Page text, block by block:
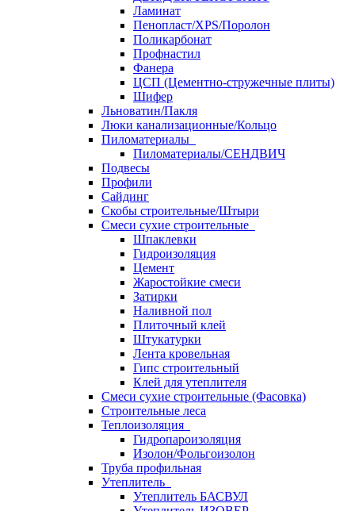
Ламинат
Пенопласт/XPS/Поролон
Поликарбонат
Профнастил
Фанера
ЦСП (Цементно-стружечные плиты)
Шифер
Льноватин/Пакля
Люки канализационные/Кольцо
Пиломатериалы
Пиломатериалы/СЕНДВИЧ
Подвесы
Профили
Сайдинг
Скобы строительные/Штыри
Смеси сухие строительные
Шпаклевки
Гидроизоляция
Цемент
Жаростойкие смеси
Затирки
Наливной пол
Плиточный клей
Штукатурки
Лента кровельная
Гипс строительный
Клей для утеплителя
Смеси сухие строительные (Фасовка)
Строительные леса
Теплоизоляция
Гидропароизоляция
Изолон/Фольгоизолон
Труба профильная
Утеплитель
Утеплитель БАСВУЛ